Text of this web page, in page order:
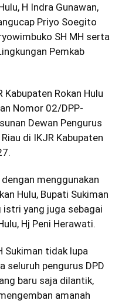
H Indra Gunawan,
Priyo Soegito
SH MH serta
Pemkab
Kabupaten Rokan Hulu
Nomor 02/DPP-
Dewan Pengurus
di IKJR Kabupaten
menggunakan
Hulu, Bupati Sukiman
yang juga sebagai
Hj Peni Herawati.
Sukiman tidak lupa
seluruh pengurus DPD
baru saja dilantik,
amanah